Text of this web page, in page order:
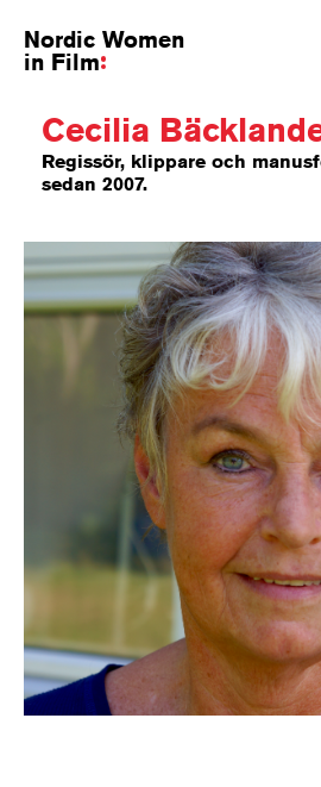
Nordic Women
in Film
Cecilia
Regissör, klippare och
sedan 2007.